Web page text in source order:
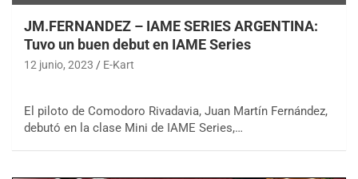
JM.FERNANDEZ – IAME SERIES ARGENTINA:
Tuvo un buen debut en IAME Series
12 junio, 2023 E-Kart
El piloto de Comodoro Rivadavia, Juan Martín Fernández,
debutó en la clase Mini de IAME Series,…